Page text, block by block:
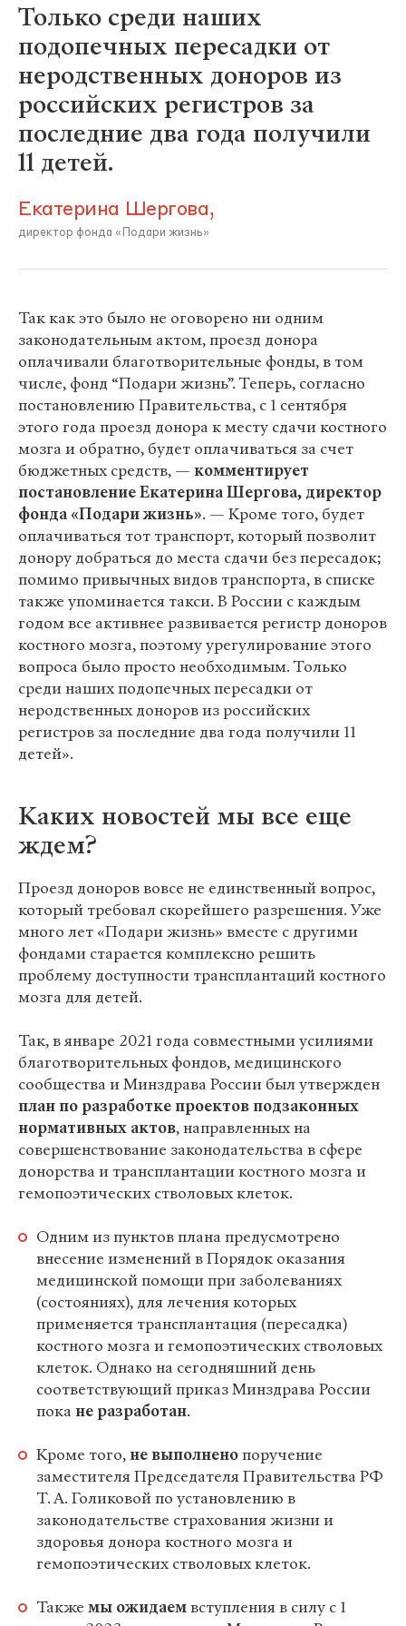
Только среди наших
подопечных пересадки от
неродственных доноров из
российских регистров за
последние два года получили
11 детей.
Екатерина Шергова,
директор фонда «Подари жизнь»
Так как это было не оговорено ни одним
законодательным актом, проезд донора
оплачивали благотворительные фонды, в том
числе, фонд “Подари жизнь”. Теперь, согласно
постановлению Правительства, с 1 сентября
этого года проезд донора к месту сдачи костного
мозга и обратно, будет оплачиваться за счет
бюджетных средств, — комментирует
постановление Екатерина Шергова, директор
фонда «Подари жизнь». — Кроме того, будет
оплачиваться тот транспорт, который позволит
донору добраться до места сдачи без пересадок;
помимо привычных видов транспорта, в списке
также упоминается такси. В России с каждым
годом все активнее развивается регистр доноров
костного мозга, поэтому урегулирование этого
вопроса было просто необходимым. Только
среди наших подопечных пересадки от
неродственных доноров из российских
регистров за последние два года получили 11
детей».
Каких новостей мы все еще
ждем?
Проезд доноров вовсе не единственный вопрос,
который требовал скорейшего разрешения. Уже
много лет «Подари жизнь» вместе с другими
фондами старается комплексно решить
проблему доступности трансплантаций костного
мозга для детей.
Так, в январе 2021 года совместными усилиями
благотворительных фондов, медицинского
сообщества и Минздрава России был утвержден
план по разработке проектов подзаконных
нормативных актов, направленных на
совершенствование законодательства в сфере
донорства и трансплантации костного мозга и
гемопоэтических стволовых клеток.
Одним из пунктов плана предусмотрено
внесение изменений в Порядок оказания
медицинской помощи при заболеваниях
(состояниях), для лечения которых
применяется трансплантация (пересадка)
костного мозга и гемопоэтических стволовых
клеток. Однако на сегодняшний день
соответствующий приказ Минздрава России
пока не разработан.
Кроме того,не выполненопоручение
заместителя Председателя Правительства РФ
Т. А. Голиковой по установлению в
законодательстве страхования жизни и
здоровья донора костного мозга и
гемопоэтических стволовых клеток.
Также мы ожидаемвступления в силу с 1